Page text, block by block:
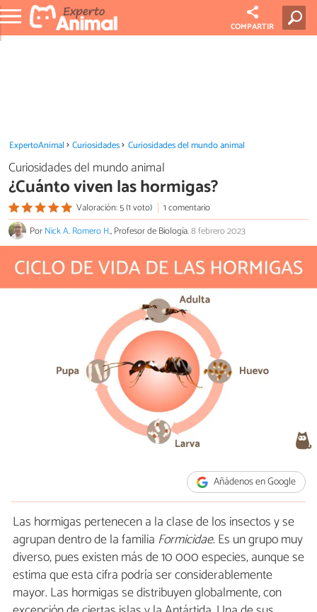
COMPARTIR
ExpertoAnimal Curiosidades Curiosidades del mundo animal
Curiosidades del mundo animal
¿Cuánto viven las hormigas?
Valoración: 5 (1 voto)
1 comentario
PorNick A. Romero H., Profesor de Biología.8 febrero 2023
Añádenos en Google
Las hormigas pertenecen a la clase de los insectos y se
agrupan dentro de la familia Formicidae. Es un grupo muy
diverso, pues existen más de 10 000 especies, aunque se
estima que esta cifra podría ser considerablemente
mayor. Las hormigas se distribuyen globalmente, con